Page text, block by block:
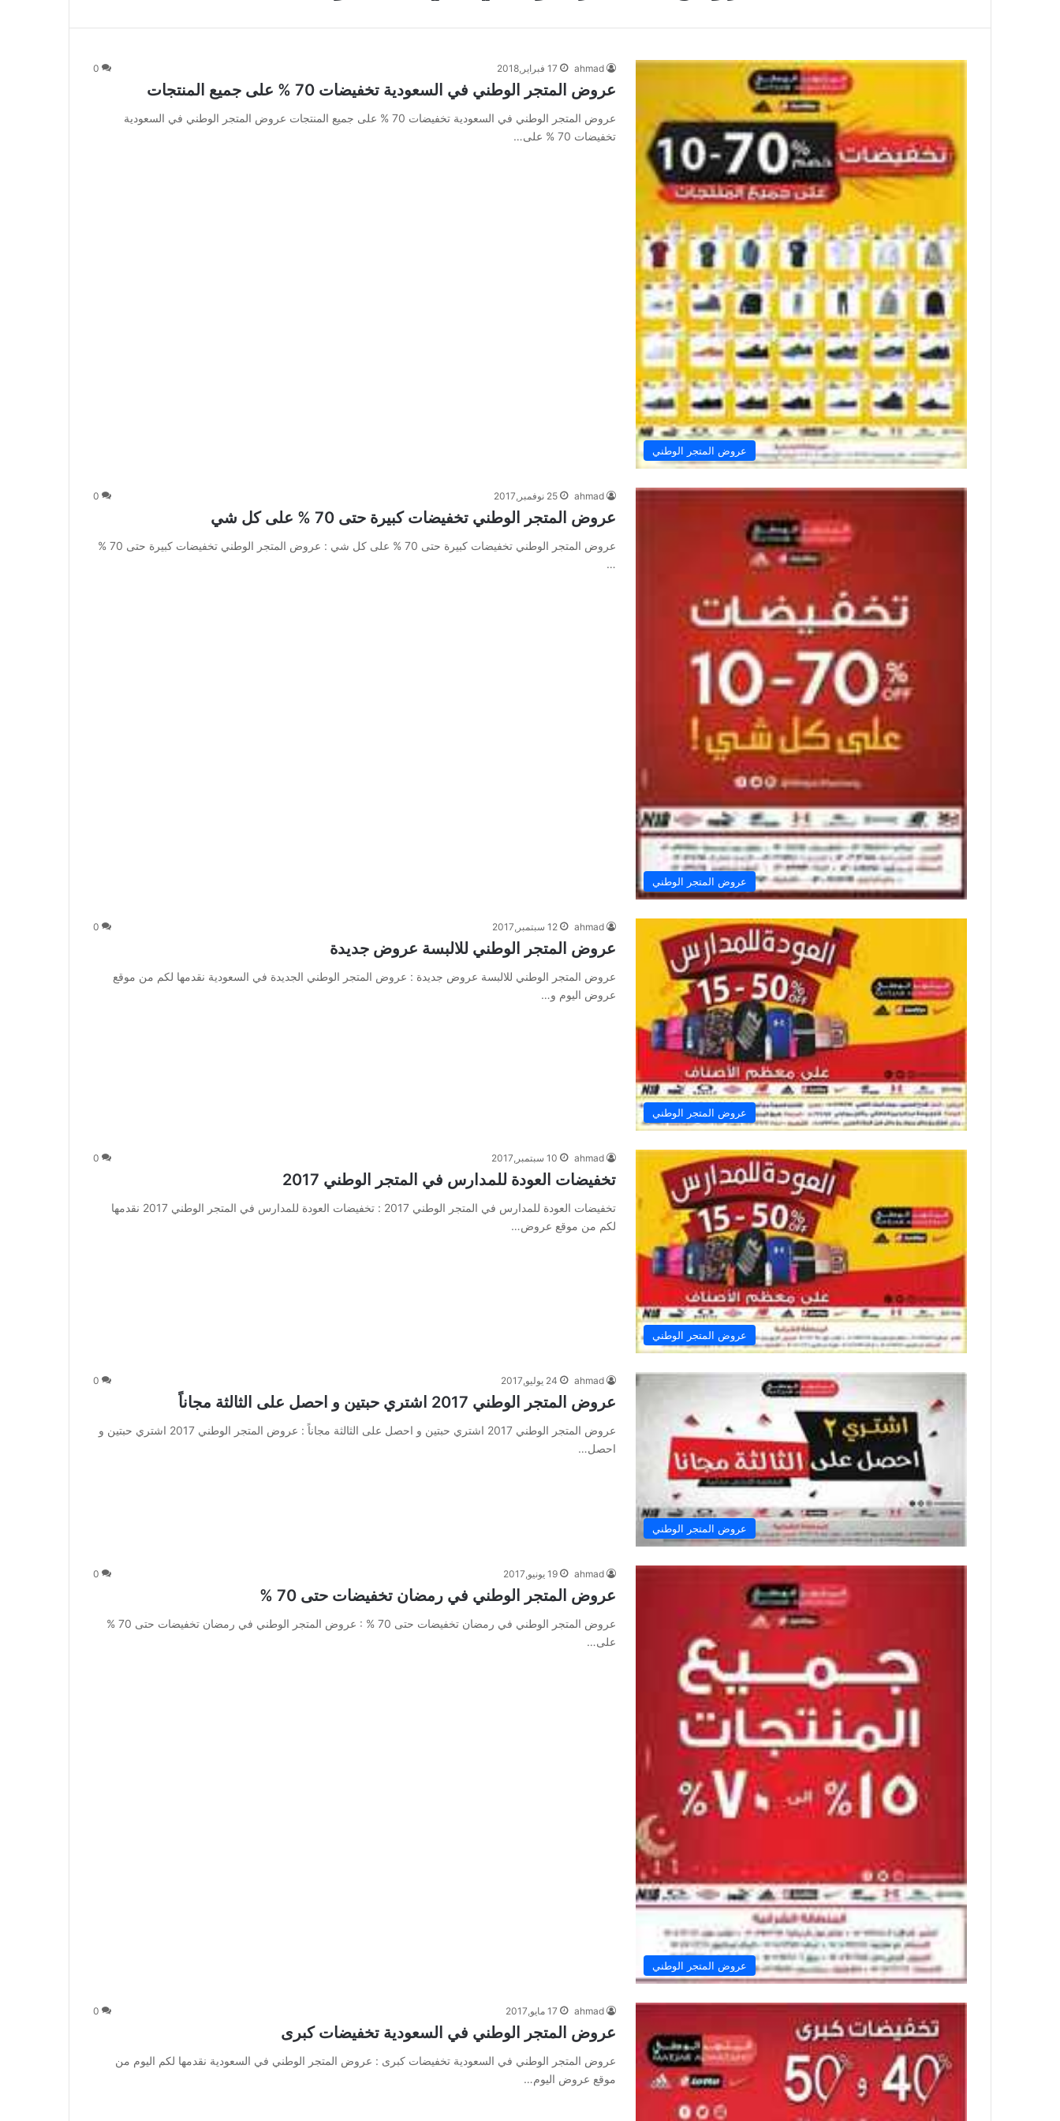
عروض المتجر الوطني
ahmad 17 فبراير,2018 0
عروض المتجر الوطني في السعودية تخفيضات 70 % على جميع المنتجات
عروض المتجر الوطني في السعودية تخفيضات 70 % على جميع المنتجات عروض المتجر الوطني في السعودية
تخفيضات 70 % على…
عروض المتجر الوطني
ahmad 25 نوفمبر,2017 0
عروض المتجر الوطني تخفيضات كبيرة حتى 70 % على كل شي
عروض المتجر الوطني تخفيضات كبيرة حتى 70 % على كل شي : عروض المتجر الوطني تخفيضات كبيرة حتى 70 %
…
عروض المتجر الوطني
ahmad 12 سبتمبر,2017 0
عروض المتجر الوطني للالبسة عروض جديدة
عروض المتجر الوطني للالبسة عروض جديدة : عروض المتجر الوطني الجديدة في السعودية نقدمها لكم من موقع
عروض اليوم و…
عروض المتجر الوطني
ahmad 10 سبتمبر,2017 0
تخفيضات العودة للمدارس في المتجر الوطني 2017
تخفيضات العودة للمدارس في المتجر الوطني 2017 : تخفيضات العودة للمدارس في المتجر الوطني 2017 نقدمها
لكم من موقع عروض…
عروض المتجر الوطني
ahmad 24 يوليو,2017 0
عروض المتجر الوطني 2017 اشتري حبتين و احصل على الثالثة مجاناً
عروض المتجر الوطني 2017 اشتري حبتين و احصل على الثالثة مجاناً : عروض المتجر الوطني 2017 اشتري حبتين و
احصل…
عروض المتجر الوطني
ahmad 19 يونيو,2017 0
عروض المتجر الوطني في رمضان تخفيضات حتى 70 %
عروض المتجر الوطني في رمضان تخفيضات حتى 70 % : عروض المتجر الوطني في رمضان تخفيضات حتى 70 %
على…
ahmad 17 مايو,2017 0
عروض المتجر الوطني في السعودية تخفيضات كبرى
عروض المتجر الوطني في السعودية تخفيضات كبرى : عروض المتجر الوطني في السعودية نقدمها لكم اليوم من
موقع عروض اليوم…